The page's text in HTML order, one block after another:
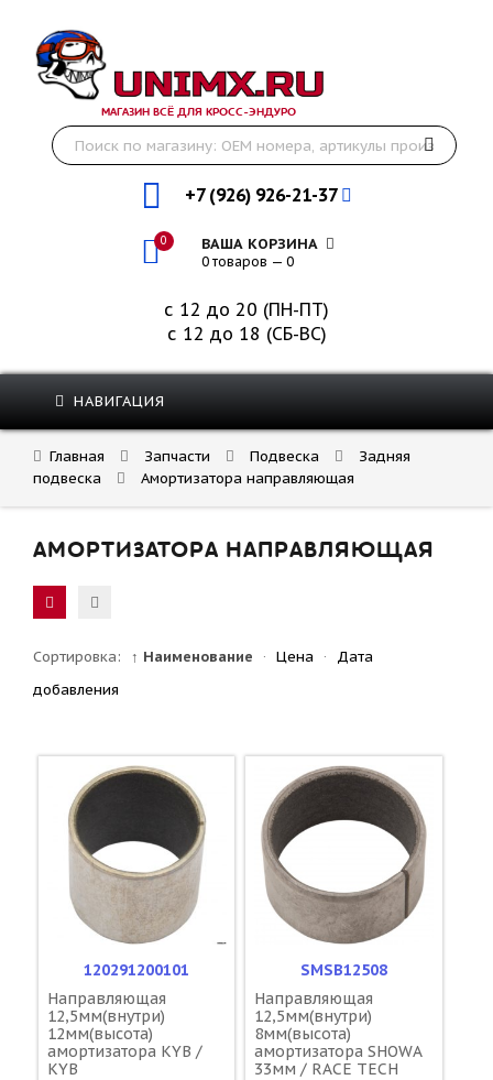
МАГАЗИН ВСЁ ДЛЯ КРОСС-ЭНДУРО
+7 (926) 926-21-37
0 ВАША КОРЗИНА
0 товаров — 0
с 12 до 20 (ПН-ПТ)
с 12 до 18 (СБ-ВС)
НАВИГАЦИЯ
Главная Запчасти Подвеска
Задняя
подвеска
Амортизатора направляющая
АМОРТИЗАТОРА НАПРАВЛЯЮЩАЯ
Сортировка: ↑ Наименование · Цена ·
Дата
добавления
120291200101
Направляющая
12,5мм(внутри)
12мм(высота)
амортизатора KYB /
KYB
SMSB12508
Направляющая
12,5мм(внутри)
8мм(высота)
амортизатора SHOWA
33мм / RACE TECH